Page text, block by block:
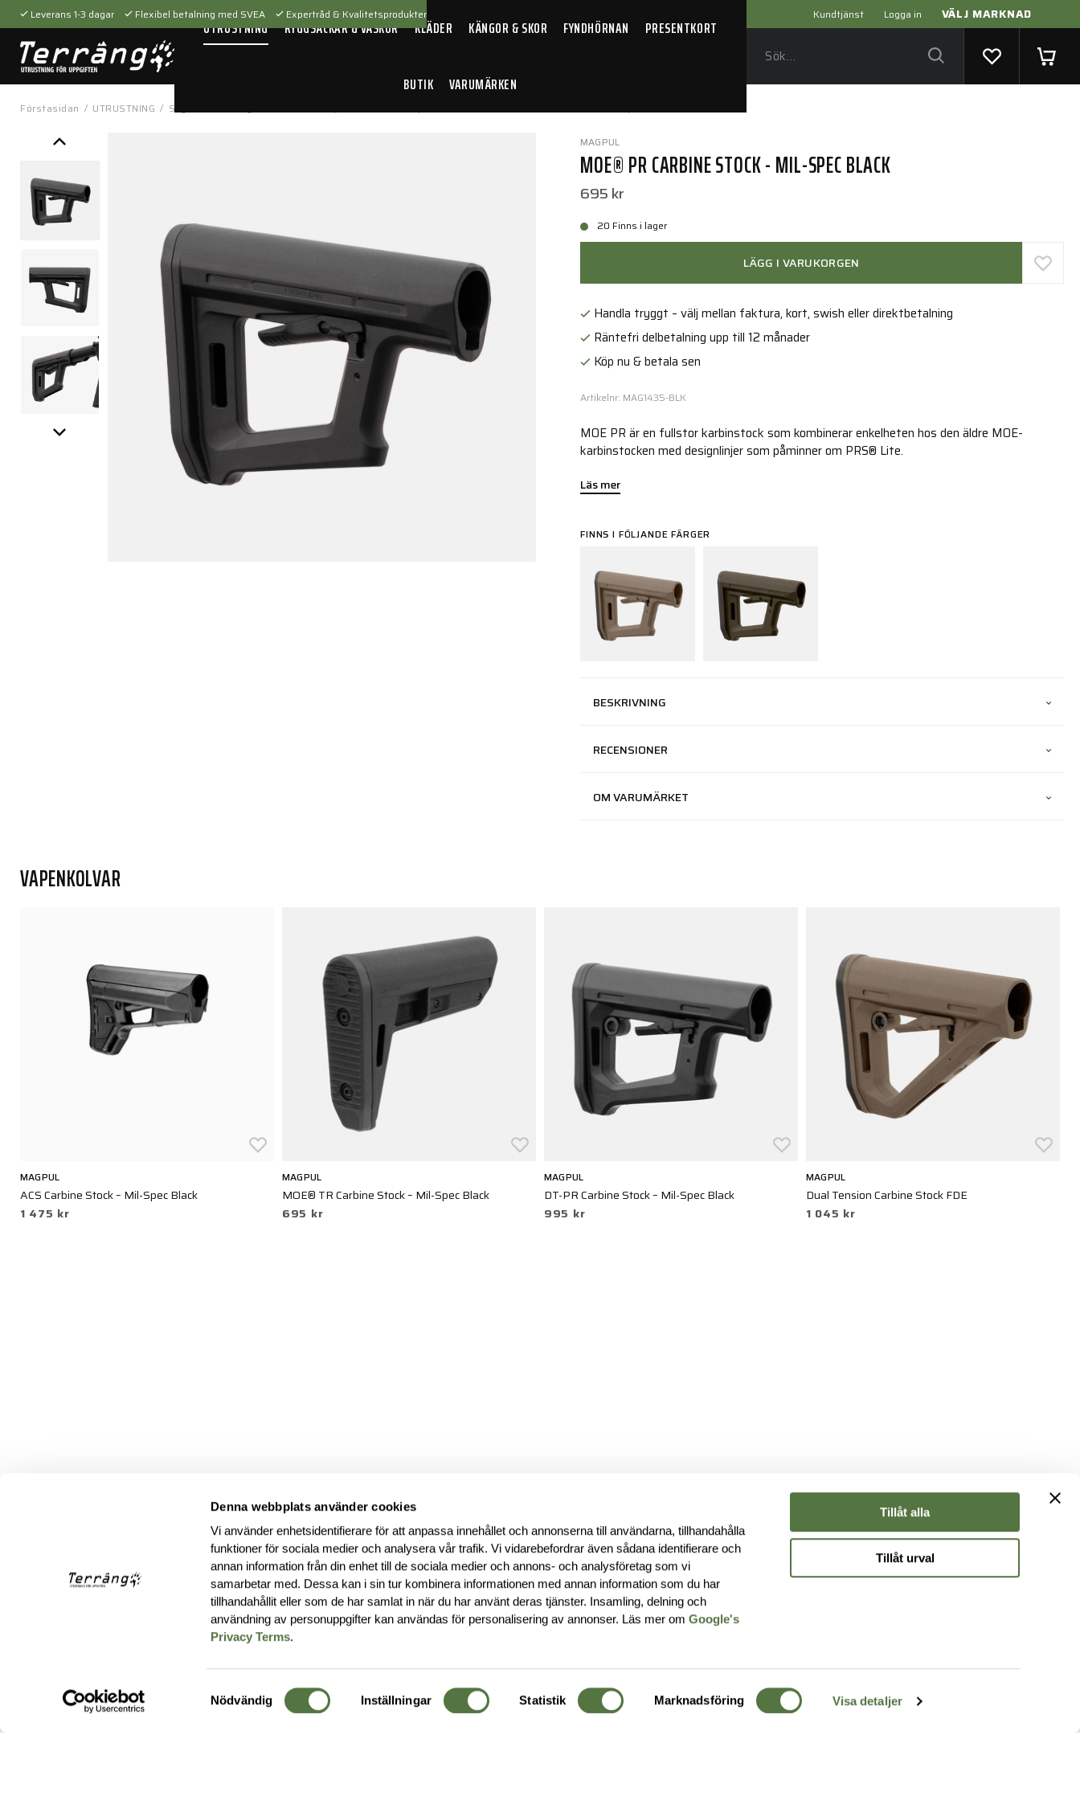
Denna webbplats använder cookies
Vi använder enhetsidentifierare för att anpassa innehållet och annonserna till användarna, tillhandahålla
funktioner för sociala medier och analysera vår trafik. Vi vidarebefordrar även sådana identifierare och
annan information från din enhet till de sociala medier och annons- och analysföretag som vi
samarbetar med. Dessa kan i sin tur kombinera informationen med annan information som du har
tillhandahållit eller som de har samlat in när du har använt deras tjänster. Insamling, delning och
användning av personuppgifter kan användas för personalisering av annonser. Läs mer omGoogle's
Privacy Terms.
Samtyckesval
Nödvändig Inställningar Statistik Marknadsföring Visa detaljer
Tillåt alla
Tillåt urval
Kundtjänst Logga in VÄLJ MARKNAD
Leverans 1-3 dagar Flexibel betalning med SVEA Expertråd & Kvalitetsprodukter
UTRUSTNING RYGGSÄCKAR & VÄSKOR KLÄDER KÄNGOR & SKOR FYNDHÖRNAN PRESENTKORT
BUTIK VARUMÄRKEN
Förstasidan / UTRUSTNING / Skytteutrustning
MAGPUL
MOE® PR CARBINE STOCK - MIL-SPEC BLACK
695 kr
20 Finns i lager
LÄGG I VARUKORGEN
Handla tryggt – välj mellan faktura, kort, swish eller direktbetalning
Räntefri delbetalning upp till 12 månader
Köp nu & betala sen
Artikelnr: MAG1435-BLK
MOE PR är en fullstor karbinstock som kombinerar enkelheten hos den äldre MOE-
karbinstocken med designlinjer som påminner om PRS® Lite.
Läs mer
FINNS I FÖLJANDE FÄRGER
BESKRIVNING
RECENSIONER
OM VARUMÄRKET
VAPENKOLVAR
MAGPUL
ACS Carbine Stock – Mil-Spec Black
1 475 kr
MAGPUL
MOE® TR Carbine Stock – Mil-Spec Black
695 kr
MAGPUL
DT-PR Carbine Stock – Mil-Spec Black
995 kr
MAGPUL
Dual Tension Carbine Stock FDE
1 045 kr